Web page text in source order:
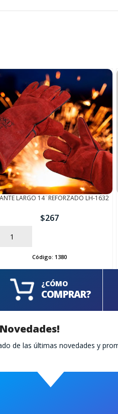
LARGO 14¨REFORZADO LH-1632
$267
Código:1380
¿CÓMO
COMPRAR?
de las últimas novedades y